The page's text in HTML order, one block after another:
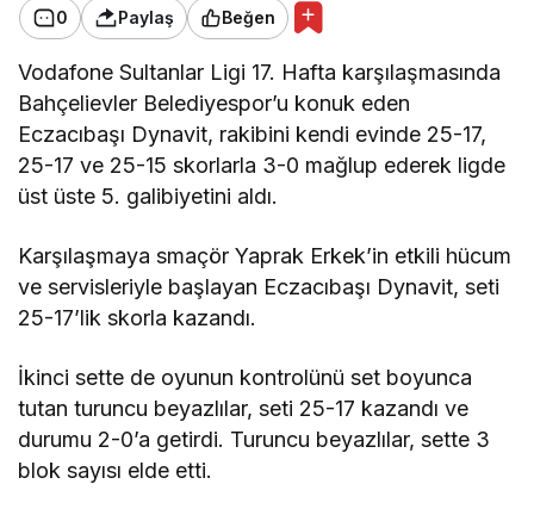
0 Paylaş Beğen
Vodafone Sultanlar Ligi 17. Hafta karşılaşmasında
Bahçelievler Belediyespor’u konuk eden
Eczacıbaşı Dynavit, rakibini kendi evinde 25-17,
25-17 ve 25-15 skorlarla 3-0 mağlup ederek ligde
üst üste 5. galibiyetini aldı.
Karşılaşmaya smaçör Yaprak Erkek’in etkili hücum
ve servisleriyle başlayan Eczacıbaşı Dynavit, seti
25-17’lik skorla kazandı.
İkinci sette de oyunun kontrolünü set boyunca
tutan turuncu beyazlılar, seti 25-17 kazandı ve
durumu 2-0’a getirdi. Turuncu beyazlılar, sette 3
blok sayısı elde etti.